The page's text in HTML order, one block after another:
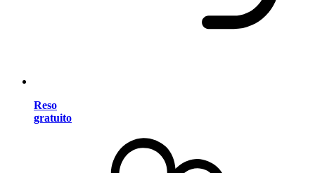
Reso
gratuito